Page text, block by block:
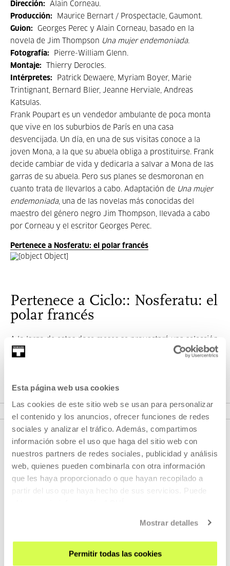
Esta página web usa cookies
Las cookies de este sitio web se usan para personalizar
el contenido y los anuncios, ofrecer funciones de redes
sociales y analizar el tráfico. Además, compartimos
información sobre el uso que haga del sitio web con
nuestros partners de redes sociales, publicidad y análisis
web, quienes pueden combinarla con otra información
que les haya proporcionado o que hayan recopilado a
partir del uso que haya hecho de sus servicios. Puede
Mostrar detalles
Permitir todas las cookies
Dirección:
Alain Corneau.
Producción:
Maurice Bernart / Prospectacle, Gaumont.
Guion:
Georges Perec y Alain Corneau, basado en la
novela de Jim Thompson Una mujer endemoniada.
Fotografía:
Pierre-William Glenn.
Montaje:
Thierry Derocles.
Intérpretes:
Patrick Dewaere, Myriam Boyer, Marie
Trintignant, Bernard Blier, Jeanne Herviale, Andreas
Katsulas.
Frank Poupart es un vendedor ambulante de poca monta
que vive en los suburbios de París en una casa
desvencijada. Un día, en una de sus visitas conoce a la
joven Mona, a la que su abuela obliga a prostituirse. Frank
decide cambiar de vida y dedicarla a salvar a Mona de las
garras de su abuela. Pero sus planes se desmoronan en
cuanto trata de llevarlos a cabo. Adaptación de Una mujer
endemoniada, una de las novelas más conocidas del
maestro del género negro Jim Thompson, llevada a cabo
por Corneau y el escritor Georges Perec.
Pertenece a Nosferatu: el polar francés
Pertenece a Ciclo:: Nosferatu: el
polar francés
A lo largo de estos doce meses se proyectará una selección
de alrededor de un treintena de películas de cine negro